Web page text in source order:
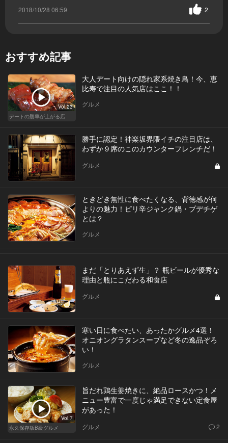
2018/10/28 06:59 2
おすすめ記事
Vol.23
デートの勝率が上がる店
大人デート向けの隠れ家系焼き鳥！今、恵
比寿で注目の人気店はここ！！
グルメ
勝手に認定！神楽坂界隈イチの注目店は、
わずか９席のこのカウンターフレンチだ！
グルメ
ときどき無性に食べたくなる、背徳感が何
よりの魅力！ピリ辛ジャンク鍋・プデチゲ
とは？
グルメ
まだ「とりあえず生」？ 瓶ビールが優秀な
理由と瓶にこだわる和食店
グルメ
寒い日に食べたい、あったかグルメ4選！
オニオングラタンスープなど冬の逸品ぞろ
い！
グルメ
Vol.7
永久保存版B級グルメ
旨だれ鶏生姜焼きに、絶品ロースかつ！メ
ニュー豊富で一度じゃ満足できない定食屋
があった！
グルメ 2